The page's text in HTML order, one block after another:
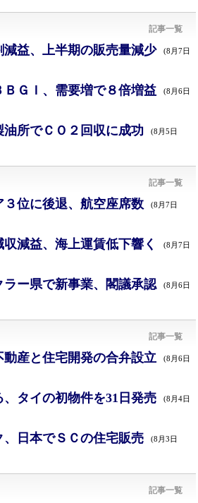
記事一覧
減益、上半期の販売量減少 (8月7日
ＢＧＩ、需要増で８倍増益 (8月6日
所でＣＯ２回収に成功 (8月5日
記事一覧
３位に後退、航空座席数 (8月7日
減益、海上運賃低下響く (8月7日
ー県で新事業、閣議承認 (8月6日
記事一覧
産と住宅開発の合弁設立 (8月6日
タイの初物件を31日発売 (8月4日
日本でＳＣの住宅販売 (8月3日
記事一覧